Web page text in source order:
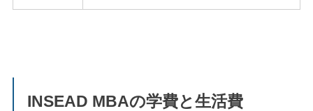
INSEAD MBAの学費と生活費